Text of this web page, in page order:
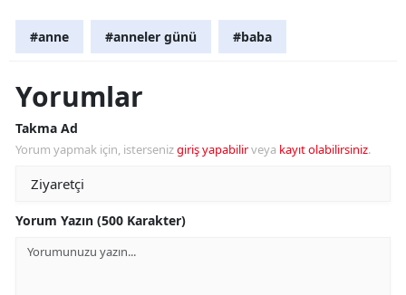
#anne #anneler günü #baba
Yorumlar
Takma Ad
Yorum yapmak için, istersenizgiriş yapabilirveya kayıt olabilirsiniz.
Yorum Yazın (500 Karakter)